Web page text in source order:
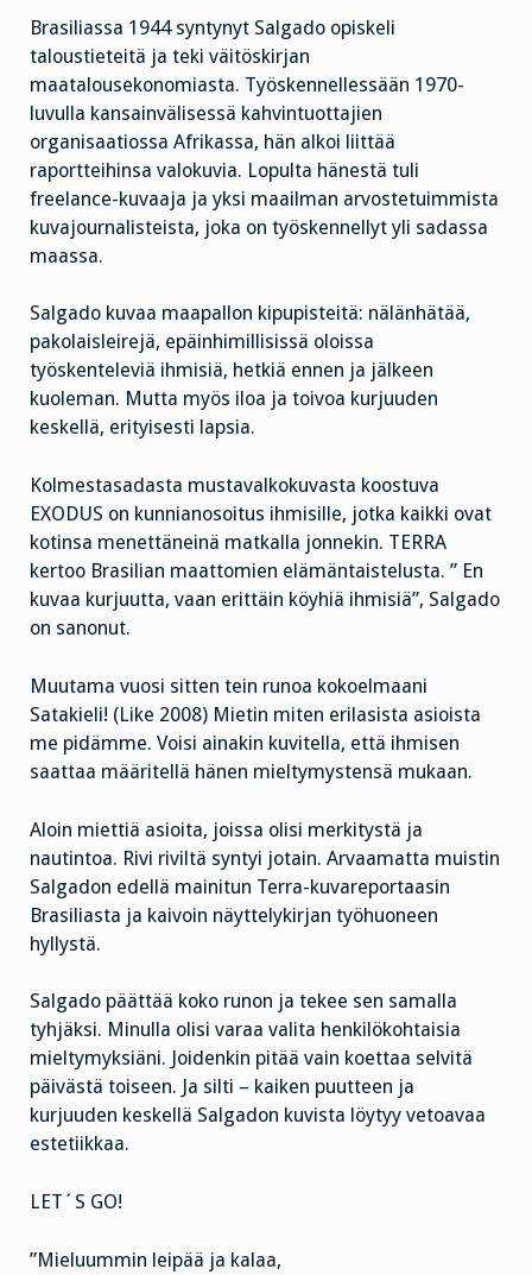
Brasiliassa 1944 syntynyt Salgado opiskeli
taloustieteitä ja teki väitöskirjan
maatalousekonomiasta. Työskennellessään 1970-
luvulla kansainvälisessä kahvintuottajien
organisaatiossa Afrikassa, hän alkoi liittää
raportteihinsa valokuvia. Lopulta hänestä tuli
freelance-kuvaaja ja yksi maailman arvostetuimmista
kuvajournalisteista, joka on työskennellyt yli sadassa
maassa.
Salgado kuvaa maapallon kipupisteitä: nälänhätää,
pakolaisleirejä, epäinhimillisissä oloissa
työskenteleviä ihmisiä, hetkiä ennen ja jälkeen
kuoleman. Mutta myös iloa ja toivoa kurjuuden
keskellä, erityisesti lapsia.
Kolmestasadasta mustavalkokuvasta koostuva
EXODUS on kunnianosoitus ihmisille, jotka kaikki ovat
kotinsa menettäneinä matkalla jonnekin. TERRA
kertoo Brasilian maattomien elämäntaistelusta. ” En
kuvaa kurjuutta, vaan erittäin köyhiä ihmisiä”, Salgado
on sanonut.
Muutama vuosi sitten tein runoa kokoelmaani
Satakieli! (Like 2008) Mietin miten erilasista asioista
me pidämme. Voisi ainakin kuvitella, että ihmisen
saattaa määritellä hänen mieltymystensä mukaan.
Aloin miettiä asioita, joissa olisi merkitystä ja
nautintoa. Rivi riviltä syntyi jotain. Arvaamatta muistin
Salgadon edellä mainitun Terra-kuvareportaasin
Brasiliasta ja kaivoin näyttelykirjan työhuoneen
hyllystä.
Salgado päättää koko runon ja tekee sen samalla
tyhjäksi. Minulla olisi varaa valita henkilökohtaisia
mieltymyksiäni. Joidenkin pitää vain koettaa selvitä
päivästä toiseen. Ja silti – kaiken puutteen ja
kurjuuden keskellä Salgadon kuvista löytyy vetoavaa
estetiikkaa.
LET´S GO!
”Mieluummin leipää ja kalaa,